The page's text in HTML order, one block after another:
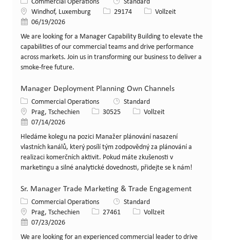
Commercial Operations
Standard
Standort
Windhof, Luxemburg Stellen-ID
29174 Art der Stelle
Vollzeit
Veröffentlicht am
06/19/2026
We are looking for a Manager Capability Building to elevate the
capabilities of our commercial teams and drive performance
across markets. Join us in transforming our business to deliver a
smoke-free future.
Manager Deployment Planning Own Channels
Kategorie
Commercial Operations
Standard
StandortPrag, Tschechien Stellen-ID
30525 Art der Stelle
Vollzeit
Veröffentlicht am
07/14/2026
Hledáme kolegu na pozici Manažer plánování nasazení
vlastních kanálů, který posílí tým zodpovědný za plánování a
realizaci komerčních aktivit. Pokud máte zkušenosti v
marketingu a silné analytické dovednosti, přidejte se k nám!
Sr. Manager Trade Marketing & Trade Engagement
Kategorie
Commercial Operations
Standard
StandortPrag, Tschechien Stellen-ID
27461 Art der Stelle
Vollzeit
Veröffentlicht am
07/23/2026
We are looking for an experienced commercial leader to drive